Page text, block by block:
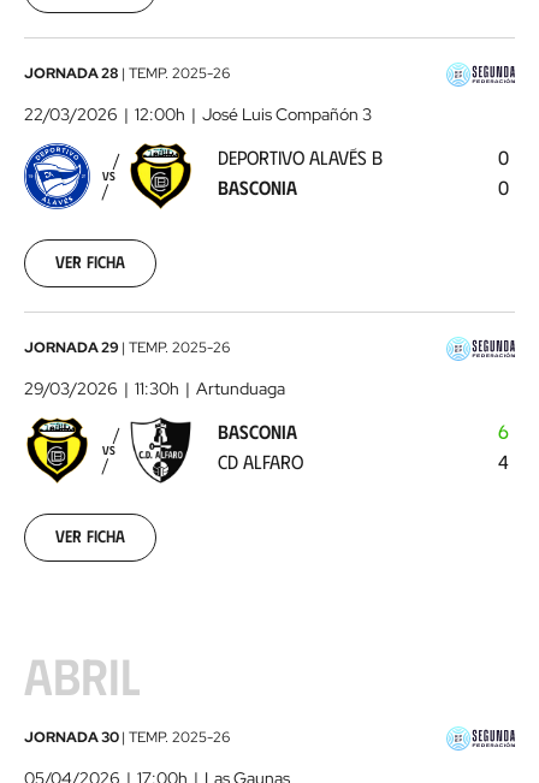
Deportivo
Alavés
-
Basconia
2026-
22
JORNADA 28 | TEMP. 2025-26
22/03/2026 12:00h José Luis Compañón 3
VS
DEPORTIVO ALAVÉS B
BASCONIA
0
0
Ver ficha
Basconia
-
CD
Alfaro2026-
03-
JORNADA 29 | TEMP. 2025-26
29/03/2026 11:30h Artunduaga
VS
BASCONIA
CD ALFARO
6
4
Ver ficha
ABRIL
SD
Logroñés
JORNADA 30| TEMP. 2025-26
05/04/2026 17:00h Las Gaunas